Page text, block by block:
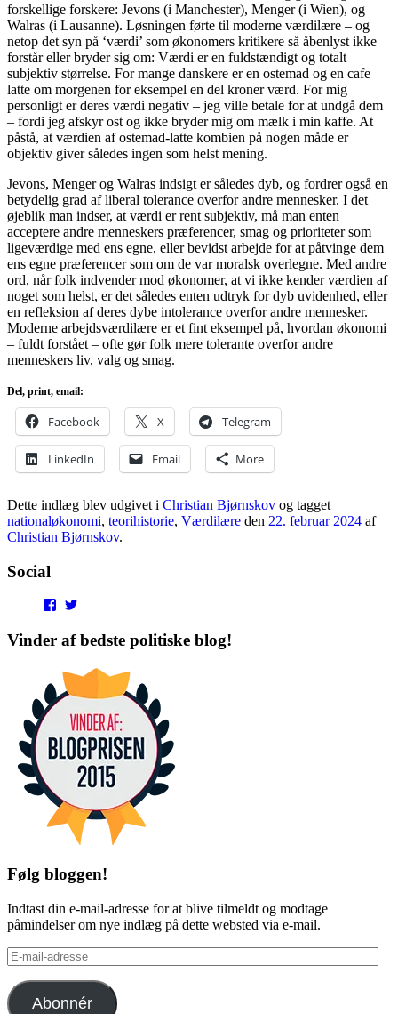
forskellige forskere: Jevons (i Manchester), Menger (i Wien), og
Walras (i Lausanne). Løsningen førte til moderne værdilære – og
netop det syn på ‘værdi’ som økonomers kritikere så åbenlyst ikke
forstår eller bryder sig om: Værdi er en fuldstændigt og totalt
subjektiv størrelse. For mange danskere er en ostemad og en cafe
latte om morgenen for eksempel en del kroner værd. For mig
personligt er deres værdi negativ – jeg ville betale for at undgå dem
– fordi jeg afskyr ost og ikke bryder mig om mælk i min kaffe. At
påstå, at værdien af ostemad-latte kombien på nogen måde er
objektiv giver således ingen som helst mening.
Jevons, Menger og Walras indsigt er således dyb, og fordrer også en
betydelig grad af liberal tolerance overfor andre mennesker. I det
øjeblik man indser, at værdi er rent subjektiv, må man enten
acceptere andre menneskers præferencer, smag og prioriteter som
ligeværdige med ens egne, eller bevidst arbejde for at påtvinge dem
ens egne præferencer som om de var moralsk overlegne. Med andre
ord, når folk indvender mod økonomer, at vi ikke kender værdien af
noget som helst, er det således enten udtryk for dyb uvidenhed, eller
en refleksion af deres dybe intolerance overfor andre mennesker.
Moderne arbejdsværdilære er et fint eksempel på, hvordan økonomi
– fuldt forstået – ofte gør folk mere tolerante overfor andre
menneskers liv, valg og smag.
Del, print, email:
Facebook X Telegram
LinkedIn Email More
Dette indlæg blev udgivet i Christian Bjørnskov og tagget
nationaløkonomi, teorihistorie, Værdilære den 22. februar 2024 af
Christian Bjørnskov.
Social
View
profile
on
profile
on
Vinder af bedste politiske blog!
Følg bloggen!
Indtast din e-mail-adresse for at blive tilmeldt og modtage
påmindelser om nye indlæg på dette websted via e-mail.
E-
mail-
adresse
Abonnér